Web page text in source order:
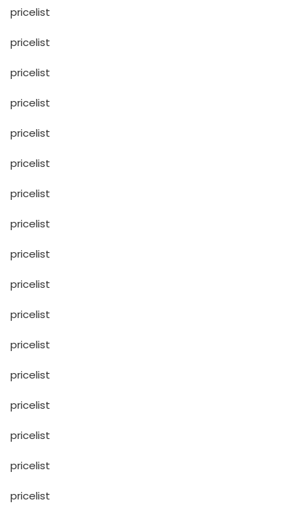
pricelist
pricelist
pricelist
pricelist
pricelist
pricelist
pricelist
pricelist
pricelist
pricelist
pricelist
pricelist
pricelist
pricelist
pricelist
pricelist
pricelist